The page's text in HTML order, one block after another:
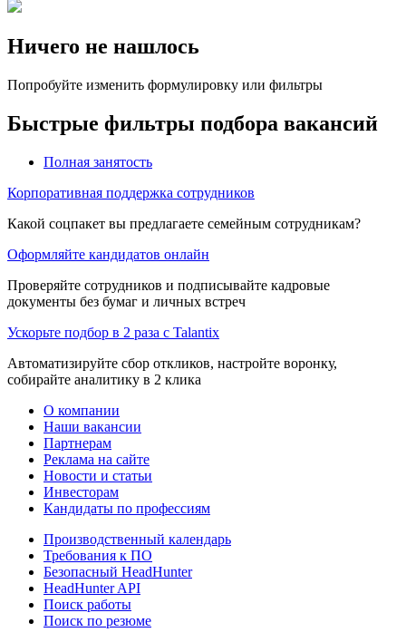
Ничего не нашлось
Попробуйте изменить формулировку или фильтры
Быстрые фильтры подбора вакансий
Полная занятость
Корпоративная поддержка сотрудников
Какой соцпакет вы предлагаете семейным сотрудникам?
Оформляйте кандидатов онлайн
Проверяйте сотрудников и подписывайте кадровые
документы без бумаг и личных встреч
Ускорьте подбор в 2 раза с Talantix
Автоматизируйте сбор откликов, настройте воронку,
собирайте аналитику в 2 клика
О компании
Наши вакансии
Партнерам
Реклама на сайте
Новости и статьи
Инвесторам
Кандидаты по профессиям
Производственный календарь
Требования к ПО
Безопасный HeadHunter
HeadHunter API
Поиск работы
Поиск по резюме